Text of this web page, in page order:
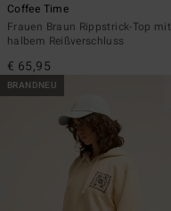
Coffee Time
Frauen Braun Rippstrick-Top mit
halbem Reißverschluss
€ 65,95
BRANDNEU